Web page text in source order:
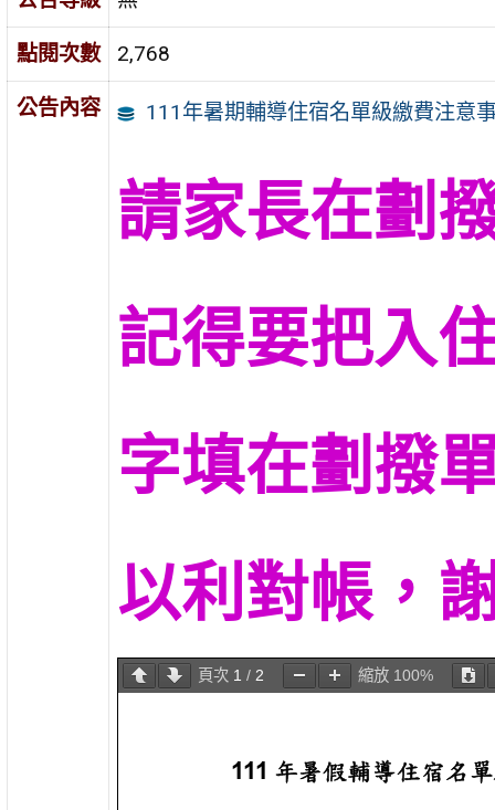
點閱次數 2,768
公告內容 111年暑期輔導住宿名單級繳費注意
請家長在劃
記得要把入
字填在劃撥
以利對帳，
頁次 1 / 2 縮放 100%